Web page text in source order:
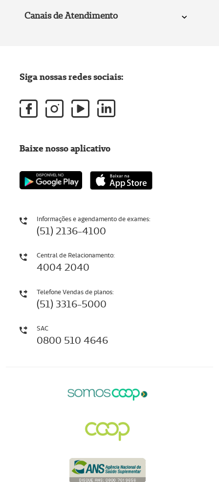
Canais de Atendimento
Informações e agendamento de exames:
(51) 2136-4100
Central de Relacionamento:
4004 2040
Telefone Vendas de planos:
(51) 3316-5000
SAC
0800 510 4646
Siga nossas redes sociais:
Baixe nosso aplicativo